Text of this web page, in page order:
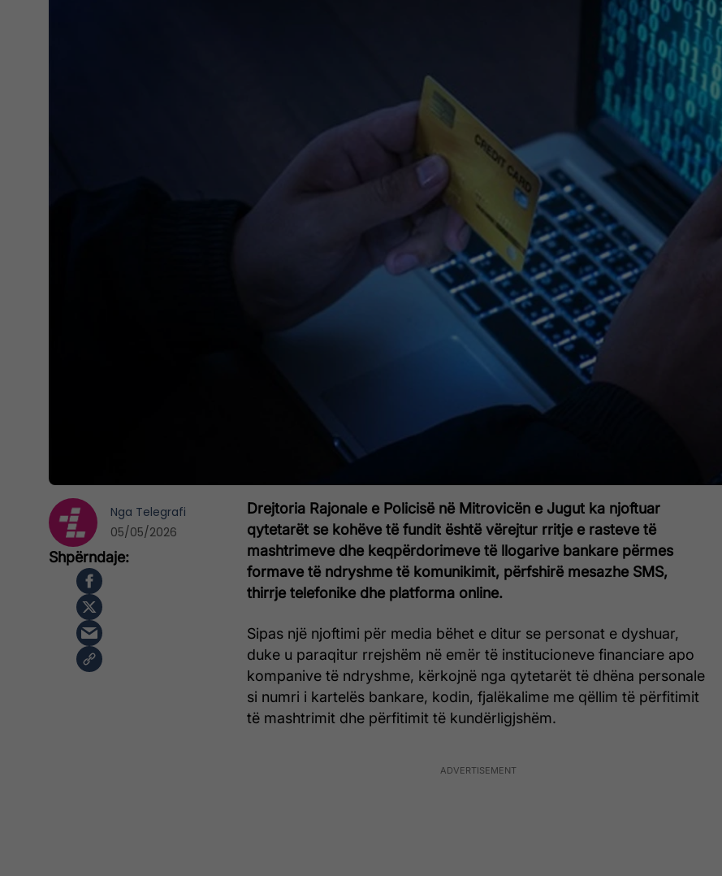
Drejtoria Rajonale e Policisë në Mitrovicën e Jugut ka njoftuar
qytetarët se kohëve të fundit është vërejtur rritje e rasteve të
mashtrimeve dhe keqpërdorimeve të llogarive bankare përmes
formave të ndryshme të komunikimit, përfshirë mesazhe SMS,
thirrje telefonike dhe platforma online.
Sipas një njoftimi për media bëhet e ditur se personat e dyshuar,
duke u paraqitur rrejshëm në emër të institucioneve financiare apo
kompanive të ndryshme, kërkojnë nga qytetarët të dhëna personale
si numri i kartelës bankare, kodin, fjalëkalime me qëllim të përfitimit
të mashtrimit dhe përfitimit të kundërligjshëm.
Nga Telegrafi
05/05/2026